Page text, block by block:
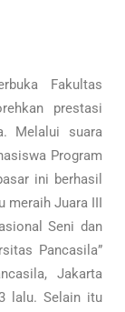
Fakultas
prestasi
Melalui suara
Program
ini berhasil
meraih Juara III
Seni dan
Pancasila”
Jakarta
lalu. Selain itu